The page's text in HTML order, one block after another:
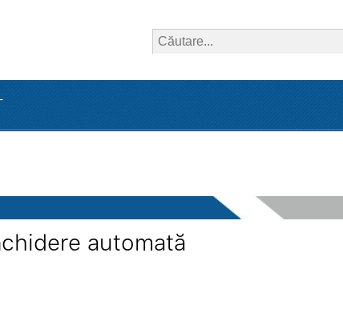
automată
close